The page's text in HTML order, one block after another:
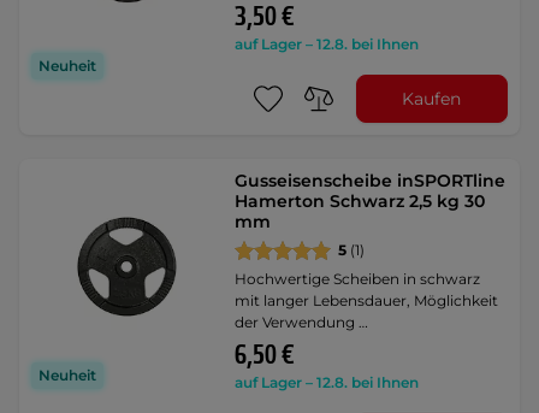
Neuheit
3,50 €
auf Lager – 12.8. bei Ihnen
Kaufen
Neuheit
Gusseisenscheibe inSPORTline
Hamerton Schwarz 2,5 kg 30
mm
5 (1)
Hochwertige Scheiben in schwarz
mit langer Lebensdauer, Möglichkeit
der Verwendung …
6,50 €
auf Lager – 12.8. bei Ihnen